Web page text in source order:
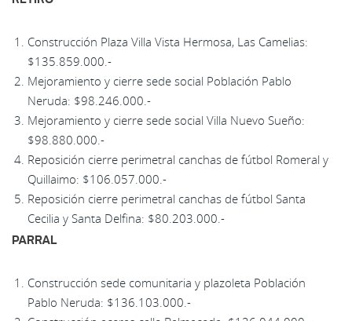
Construcción Plaza Villa Vista Hermosa, Las Camelias:
$135.859.000.-
Mejoramiento y cierre sede social Población Pablo
Neruda: $98.246.000.-
Mejoramiento y cierre sede social Villa Nuevo Sueño:
$98.880.000.-
Reposición cierre perimetral canchas de fútbol Romeral y
Quillaimo: $106.057.000.-
Reposición cierre perimetral canchas de fútbol Santa
Cecilia y Santa Delfina: $80.203.000.-
PARRAL
Construcción sede comunitaria y plazoleta Población
Pablo Neruda: $136.103.000.-